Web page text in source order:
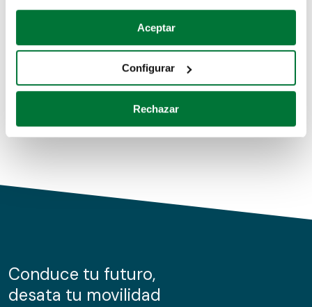
Si lo permite, también quisiéramos:
Recopilar información sobre su ubicación geográfica
Identificar su dispositivo analizándolo activamente
para buscar características específicas (huellas
Obtenga más información sobre cómo se procesan sus
de cookies.
información sobre el uso que haga del sitio web con
nuestros partners de redes sociales, publicidad y análisis
Aceptar
Configurar
Rechazar
Coches de segunda mano
Coches de km0
Conduce tu futuro,
desata tu movilidad